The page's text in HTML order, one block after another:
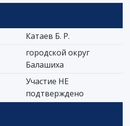
Катаев Б. Р.
городской округ
Балашиха
Участие НЕ
подтверждено